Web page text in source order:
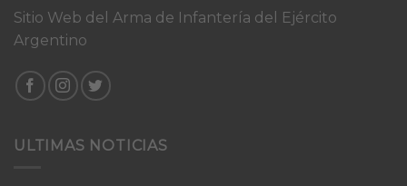
Sitio Web del Arma de Infantería del Ejército
Argentino
ULTIMAS NOTICIAS